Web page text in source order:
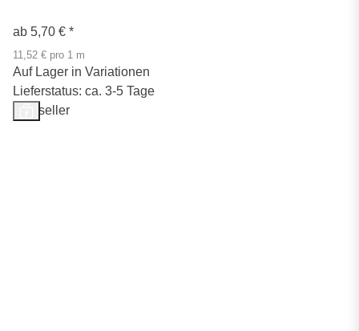
ab 5,70 € *
11,52 € pro 1 m
Auf Lager in Variationen
Lieferstatus: ca. 3-5 Tage
Bestseller